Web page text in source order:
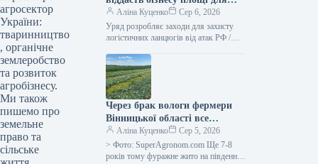
агросектор
України:
тваринництво
, органічне
землеробство
та розвиток
агробізнесу.
Ми також
пишемо про
земельне
право та
сільське
зберігання
Аліна Куценко
Сер 6, 2026
Уряд розробляє заходи для захисту
логістичних ланцюгів від атак РФ /
Сергій Корецький провів екстрену
зустріч з…
Через брак вологи фермери
Вінницької області все
частіше надають перевагу
силосному житу —
SuperAgronom.com
Аліна Куценко
Сер 5, 2026
> Фото: SuperAgronom.com Ще 7-8
років тому фуражне жито на південних